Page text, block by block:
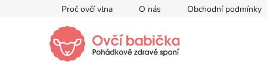
Proč ovčí vlna O nás Obchodní podmínky